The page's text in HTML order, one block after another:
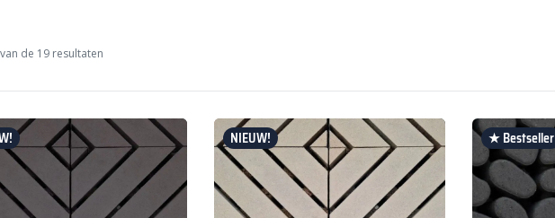
van de 19 resultaten
NIEUW! ★ Bestseller